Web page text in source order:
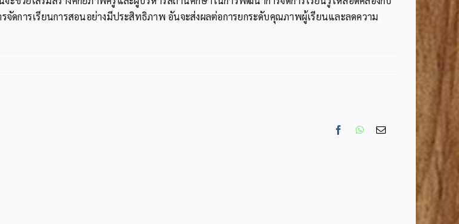
จัดการเรียนการสอนอย่างมีประสิทธิภาพ อันจะส่งผลต่อการยกระดับคุณภาพผู้เรียนและลดความ
FacebookWhatsApp
Email